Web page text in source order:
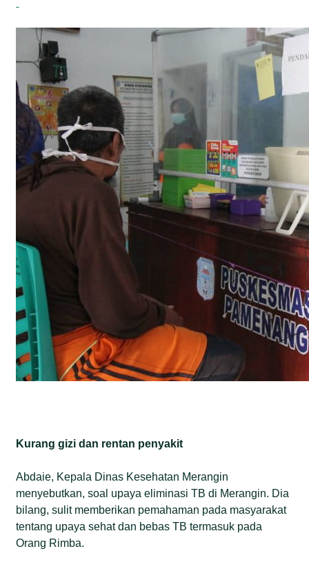
Kurang gizi dan rentan penyakit
Abdaie, Kepala Dinas Kesehatan Merangin
menyebutkan, soal upaya eliminasi TB di Merangin. Dia
bilang, sulit memberikan pemahaman pada masyarakat
tentang upaya sehat dan bebas TB termasuk pada
Orang Rimba.